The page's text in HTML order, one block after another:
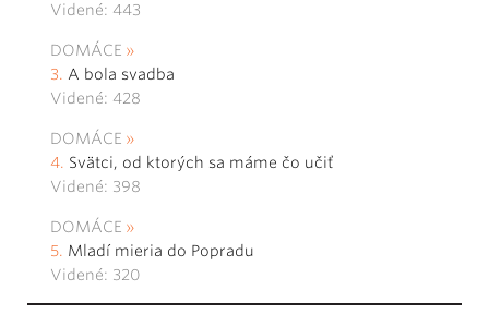
Videné: 443
DOMÁCE
A bola svadba
Videné: 428
DOMÁCE
Svätci, od ktorých sa máme čo učiť
Videné: 398
DOMÁCE
Mladí mieria do Popradu
Videné: 320